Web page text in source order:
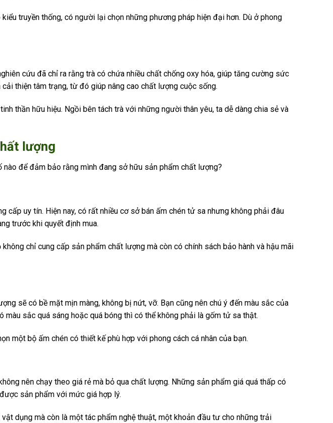
truyền thống, có người lại chọn những phương pháp hiện đại hơn. Dù ở phong
cứu đã chỉ ra rằng trà có chứa nhiều chất chống oxy hóa, giúp tăng cường sức
thiện tâm trạng, từ đó giúp nâng cao chất lượng cuộc sống.
thần hữu hiệu. Ngồi bên tách trà với những người thân yêu, ta dễ dàng chia sẻ và
lượng
nào để đảm bảo rằng mình đang sở hữu sản phẩm chất lượng?
cấp uy tín. Hiện nay, có rất nhiều cơ sở bán ấm chén tử sa nhưng không phải đâu
trước khi quyết định mua.
chỉ cung cấp sản phẩm chất lượng mà còn có chính sách bảo hành và hậu mãi
sẽ có bề mặt mịn màng, không bị nứt, vỡ. Bạn cũng nên chú ý đến màu sắc của
sắc quá sáng hoặc quá bóng thì có thể không phải là gốm tử sa thật.
một bộ ấm chén có thiết kế phù hợp với phong cách cá nhân của bạn.
nên chạy theo giá rẻ mà bỏ qua chất lượng. Những sản phẩm giá quá thấp có
sản phẩm với mức giá hợp lý.
dụng mà còn là một tác phẩm nghệ thuật, một khoản đầu tư cho những trải